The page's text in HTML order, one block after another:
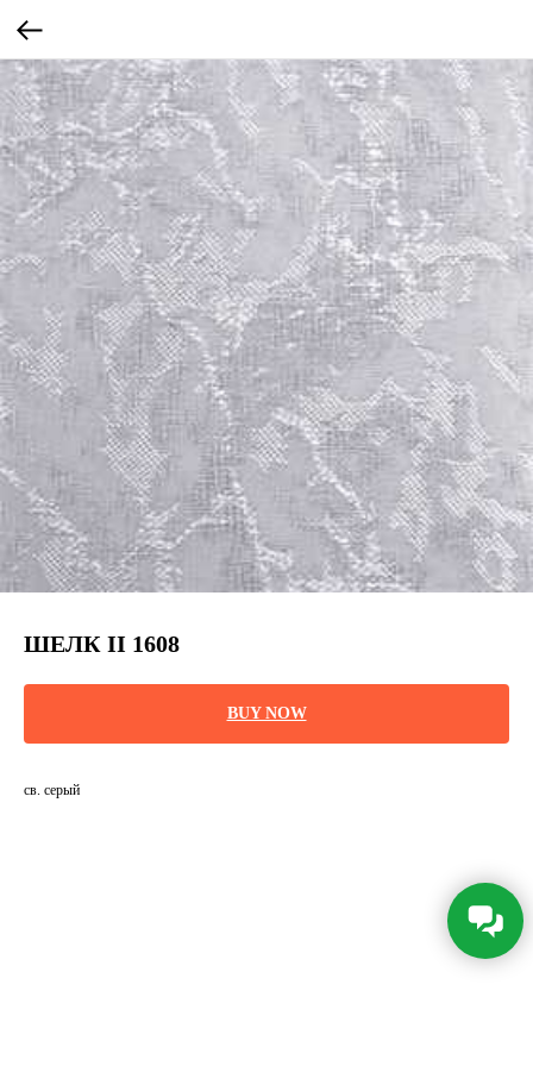
ШЕЛК II 1608
BUY NOW
св. серый